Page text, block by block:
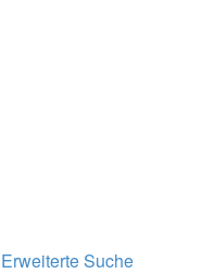
Erweiterte Suche